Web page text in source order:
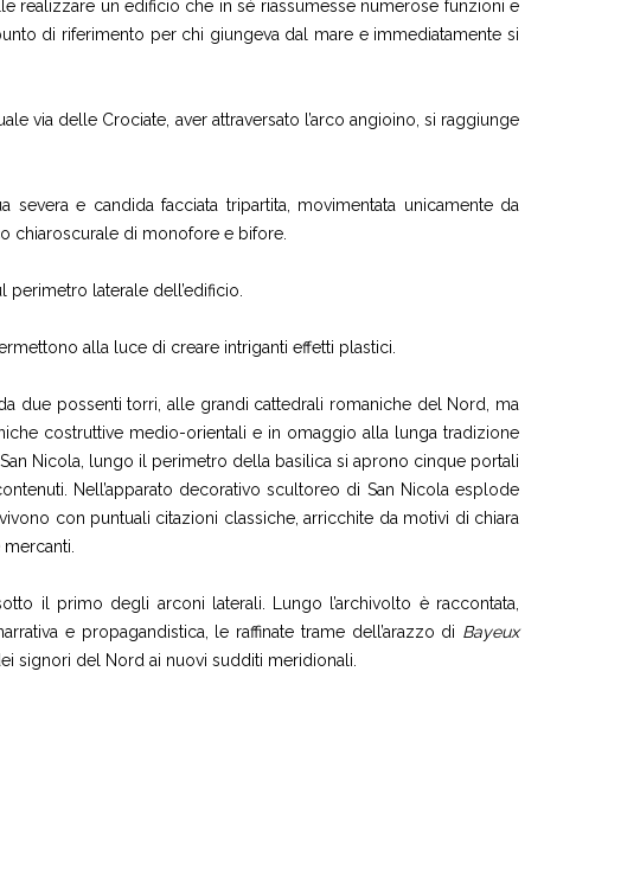
realizzare un edificio che in sé riassumesse numerose funzioni e
di riferimento per chi giungeva dal mare e immediatamente si
via delle Crociate, aver attraversato l’arco angioino, si raggiunge
severa e candida facciata tripartita, movimentata unicamente da
chiaroscurale di monofore e bifore.
laterale dell’edificio.
alla luce di creare intriganti effetti plastici.
due possenti torri, alle grandi cattedrali romaniche del Nord, ma
costruttive medio-orientali e in omaggio alla lunga tradizione
Nicola, lungo il perimetro della basilica si aprono cinque portali
Nell’apparato decorativo scultoreo di San Nicola esplode
con puntuali citazioni classiche, arricchite da motivi di chiara
il primo degli arconi laterali. Lungo l’archivolto è raccontata,
e propagandistica, le raffinate trame dell’arazzo di Bayeux
signori del Nord ai nuovi sudditi meridionali.